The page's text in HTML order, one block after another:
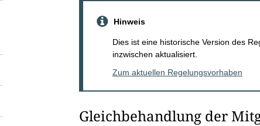
Hinweis
Dies ist eine historische Version des
inzwischen aktualisiert.
Zum aktuellen Regelungsvorhaben
Gleichbehandlung der